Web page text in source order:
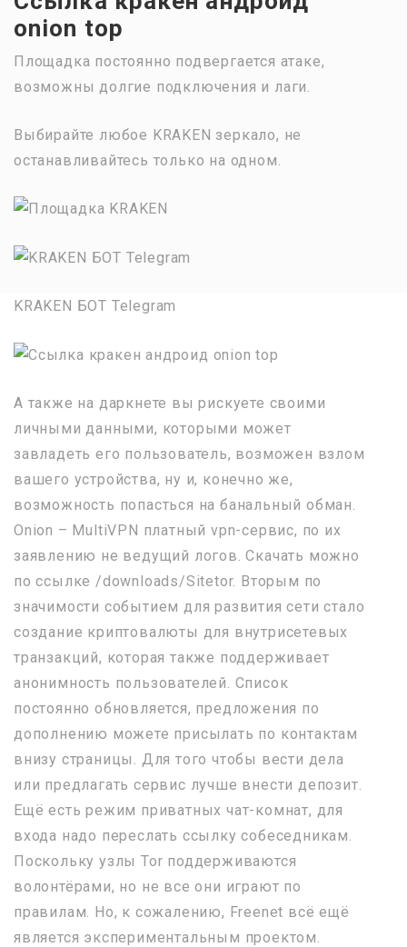
onion top
Площадка постоянно подвергается атаке,
возможны долгие подключения и лаги.
Выбирайте любое KRAKEN зеркало, не
останавливайтесь только на одном.
KRAKEN БОТ Telegram
А также на даркнете вы рискуете своими
личными данными, которыми может
завладеть его пользователь, возможен взлом
вашего устройства, ну и, конечно же,
возможность попасться на банальный обман.
Onion – MultiVPN платный vpn-сервис, по их
заявлению не ведущий логов. Скачать можно
по ссылке /downloads/Sitetor. Вторым по
значимости событием для развития сети стало
создание криптовалюты для внутрисетевых
транзакций, которая также поддерживает
анонимность пользователей. Список
постоянно обновляется, предложения по
дополнению можете присылать по контактам
внизу страницы. Для того чтобы вести дела
или предлагать сервис лучше внести депозит.
Ещё есть режим приватных чат-комнат, для
входа надо переслать ссылку собеседникам.
Поскольку узлы Tor поддерживаются
волонтёрами, но не все они играют по
правилам. Но, к сожалению, Freenet всё ещё
является экспериментальным проектом.